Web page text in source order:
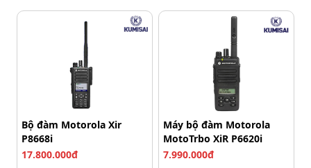
Bộ đàm Motorola Xir
P8668i
17.800.000đ
Máy bộ đàm Motorola
MotoTrbo XiR P6620i
7.990.000đ